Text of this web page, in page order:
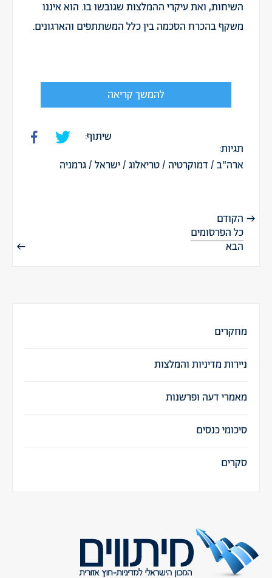
השיחות, ואת עיקרי ההמלצות שגובשו בו. הוא איננו
משקף בהכרח הסכמה בין כלל המשתתפים והארגונים.
להמשך קריאה
שיתוף:
תגיות:
ארה"ב/ דמוקרטיה/טריאלוג/ישראל/גרמניה
הקודם
כל הפרסומים
הבא
מחקרים
ניירות מדיניות והמלצות
מאמרי דעה ופרשנות
סיכומי כנסים
סקרים